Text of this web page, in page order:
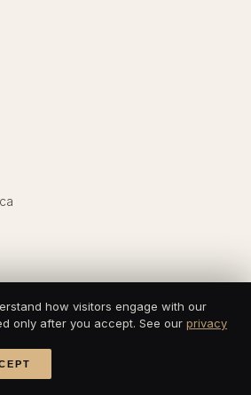
how visitors engage with our
only after you accept. See our privacy